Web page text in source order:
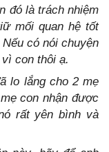
đó là trách nhiệm
mối quan hệ tốt
có nói chuyện
con thôi ạ.
lo lắng cho 2 mẹ
con nhận được
rất yên bình và